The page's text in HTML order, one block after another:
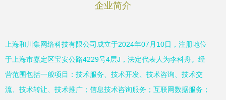
企业简介
上海和川集网络科技有限公司成立于2024年07月10日，注册地位
于上海市嘉定区宝安公路4229号4层J，法定代表人为李科舟。经
营范围包括一般项目：技术服务、技术开发、技术咨询、技术交
流、技术转让、技术推广；信息技术咨询服务；互联网数据服务；